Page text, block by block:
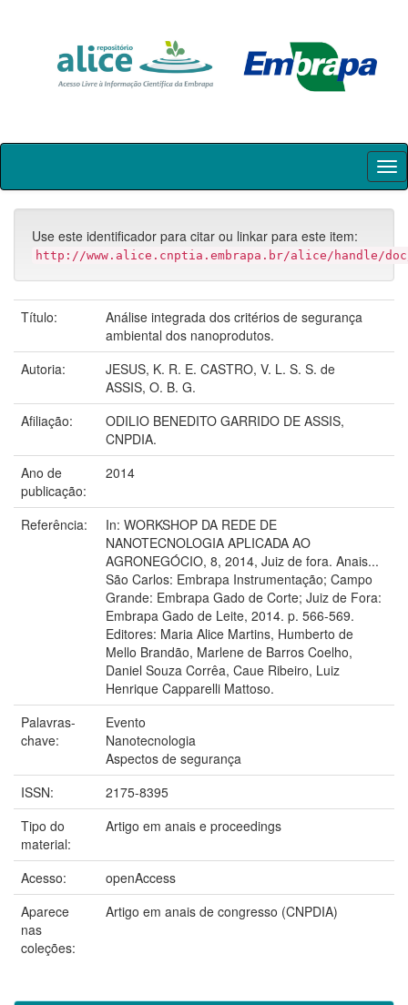
Skip
Use este identificador para citar ou linkar para este item:
http://www.alice.cnptia.embrapa.br/alice/handle/doc/
Título:
Análise integrada dos critérios de segurança
ambiental dos nanoprodutos.
Autoria:
JESUS, K. R. E. CASTRO, V. L. S. S. de
ASSIS, O. B. G.
Afiliação:
ODILIO BENEDITO GARRIDO DE ASSIS,
CNPDIA.
Ano de
publicação:
2014
Referência:
In: WORKSHOP DA REDE DE
NANOTECNOLOGIA APLICADA AO
AGRONEGÓCIO, 8, 2014, Juiz de fora. Anais...
São Carlos: Embrapa Instrumentação; Campo
Grande: Embrapa Gado de Corte; Juiz de Fora:
Embrapa Gado de Leite, 2014. p. 566-569.
Editores: Maria Alice Martins, Humberto de
Mello Brandão, Marlene de Barros Coelho,
Daniel Souza Corrêa, Caue Ribeiro, Luiz
Henrique Capparelli Mattoso.
Palavras-
chave:
Evento
Nanotecnologia
Aspectos de segurança
ISSN:
2175-8395
Tipo do
material:
Artigo em anais e proceedings
Acesso:
openAccess
Aparece
nas
coleções:
Artigo em anais de congresso (CNPDIA)